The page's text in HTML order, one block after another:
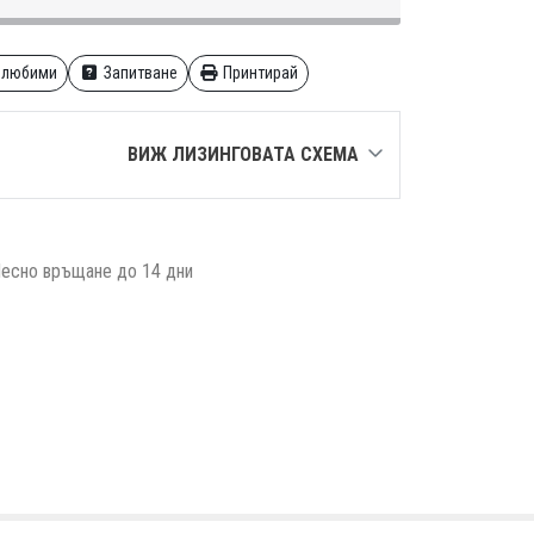
Запитване Принтирай
ВИЖ ЛИЗИНГОВАТА СХЕМА
връщане до 14 дни